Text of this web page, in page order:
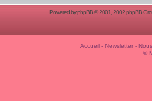
Powered byphpBB© 2001, 2002 phpBB
Accueil- Newsletter-
©